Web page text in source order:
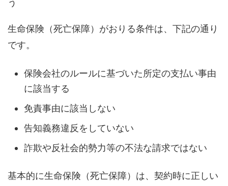
生命保険（死亡保障）がおりる条件は、下記の通り
です。
保険会社のルールに基づいた所定の支払い事由
に該当する
免責事由に該当しない
告知義務違反をしていない
詐欺や反社会的勢力等の不法な請求ではない
基本的に生命保険（死亡保障）は、 契約時に正しい